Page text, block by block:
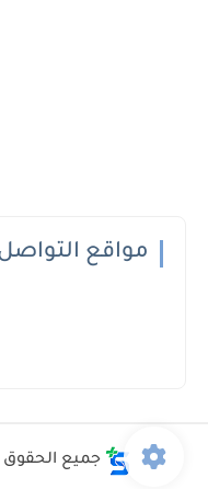
مواقع
جميع